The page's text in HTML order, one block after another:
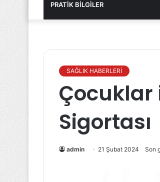
PRATİK BİLGİLER
SAĞLIK HABERLERİ
Çocuklar
Sigortası
admin 21 Şubat 2024 Son